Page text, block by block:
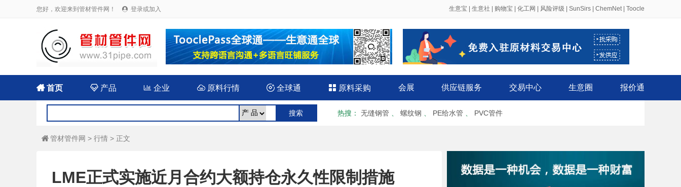
您好，欢迎来到管材管件网！  登录或加入 生意宝 生意社 购物宝 化工网 风险评级 SunSirs ChemNet| Toocle
首页 产品  企业 原料行情  全球通  原料采购 会展 供应链服务 交易中心 生意圈 报价通
热搜 ： 无缝钢管 螺纹钢 PE给水管 PVC管件
 管材管件网 > 行情 > 正文
LME正式实施近月合约大额持仓永久性限制措施